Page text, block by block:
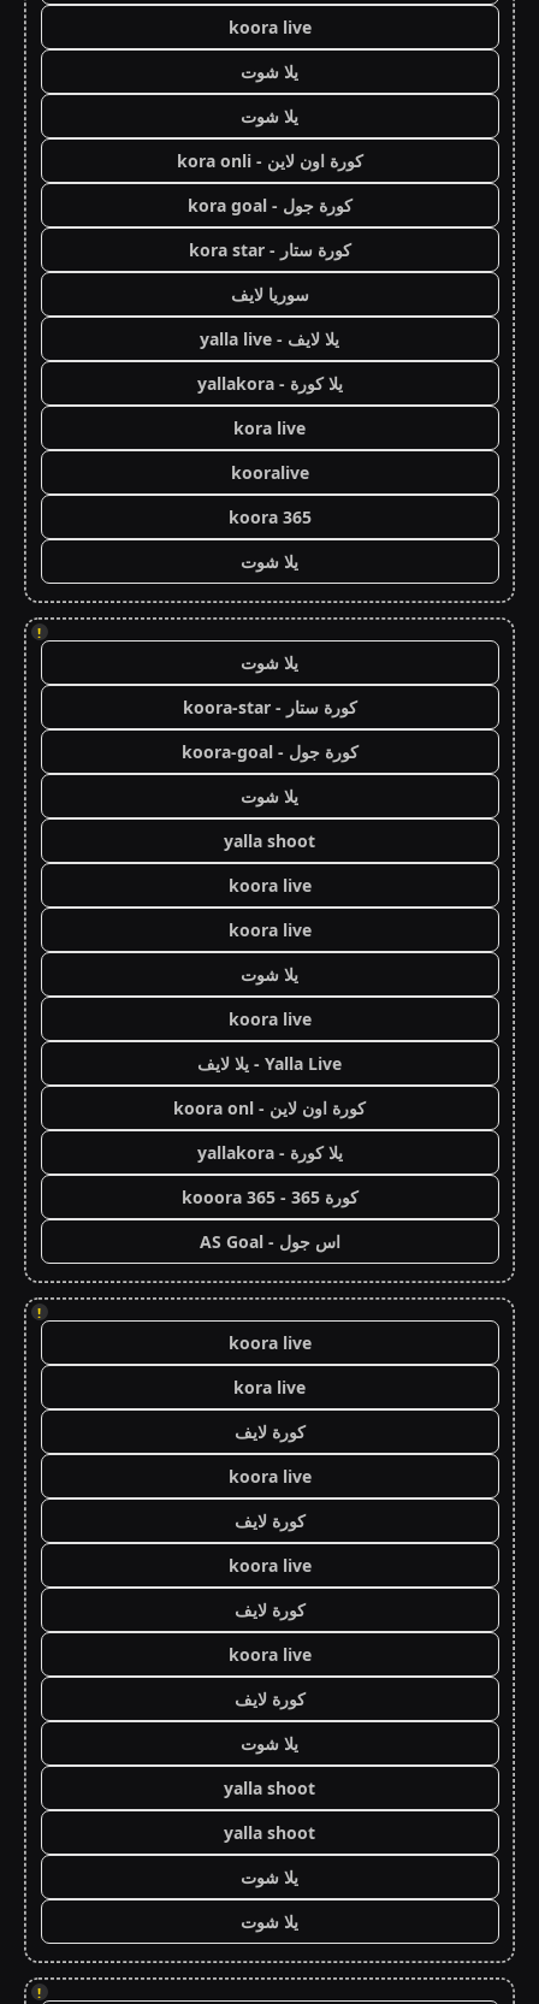
koora live
يلا شوت
يلا شوت
كورة اون لاين - kora onli
كورة جول - kora goal
كورة ستار - kora star
سوريا لايف
يلا لايف - yalla live
يلا كورة - yallakora
kora live
kooralive
koora 365
يلا شوت
!
يلا شوت
كورة ستار - koora-star
كورة جول - koora-goal
يلا شوت
yalla shoot
koora live
koora live
يلا شوت
koora live
Yalla Live - يلا لايف
كورة اون لاين - koora onl
يلا كورة - yallakora
كورة 365 - kooora 365
اس جول - AS Goal
!
koora live
kora live
كورة لايف
koora live
كورة لايف
koora live
كورة لايف
koora live
كورة لايف
يلا شوت
yalla shoot
yalla shoot
يلا شوت
يلا شوت
!